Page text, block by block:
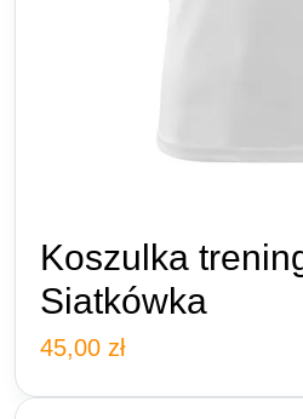
Koszulka
Siatkówka
45,00 zł